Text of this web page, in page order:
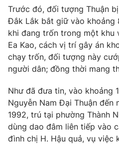
VTV Money
VTV Sức khoẻ
Thị trường 24h
VTV4
VTV9
Trước đó, đối tượng Thuận
Đắk Lắk bắt giữ vào khoảng
khi đang trốn trong một khu
Ea Kao, cách vị trí gây án
chạy trốn, đối tượng này
người dân; đồng thời mang
Như đã đưa tin, vào khoảng
Nguyễn Nam Đại Thuận đến
1992, trú tại phường Thành
dùng dao đâm liên tiếp vào
đình chị H. Hậu quả, vụ việc